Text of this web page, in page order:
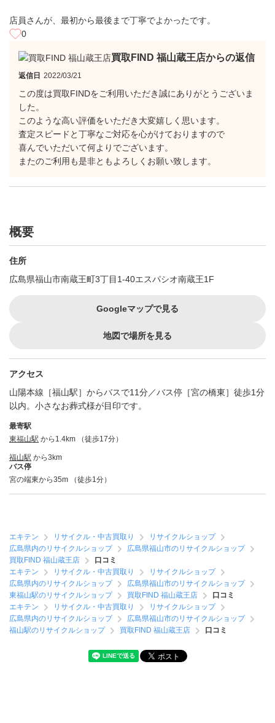
店員さんが、最初から最後まで丁寧でよかったです。
0
買取FIND 福山蔵王店からの返信
返信日 2022/03/21
この度は買取FINDをご利用いただき誠にありがとうございま
した。
このような高い評価をいただき大変嬉しく思います。
査定スピードと丁寧なご対応を心がけておりますので
喜んでいただいて何よりでございます。
またのご利用も是非ともよろしくお願い致します。
概要
住所
広島県福山市南蔵王町3丁目1-40エスパシオ南蔵王1F
Googleマップで見る
地図で場所を見る
アクセス
山陽本線［福山駅］からバスで11分／バス停［宮の橋東］徒歩1分
以内。小さなお葬式様が目印です。
最寄駅
東福山駅 から1.4km （徒歩17分）
福山駅 から3km
バス停
宮の端東から35m （徒歩1分）
エキテン リサイクル・中古買取り
リサイクルショップ
広島県内のリサイクルショップ
広島県福山市のリサイクルショップ
買取FIND 福山蔵王店
口コミ
エキテン
リサイクル・中古買取り
リサイクルショップ
広島県内のリサイクルショップ
広島県福山市のリサイクルショップ
東福山駅のリサイクルショップ
買取FIND 福山蔵王店
口コミ
エキテン
リサイクル・中古買取り
リサイクルショップ
広島県内のリサイクルショップ
広島県福山市のリサイクルショップ
福山駅のリサイクルショップ
買取FIND 福山蔵王店 口コミ